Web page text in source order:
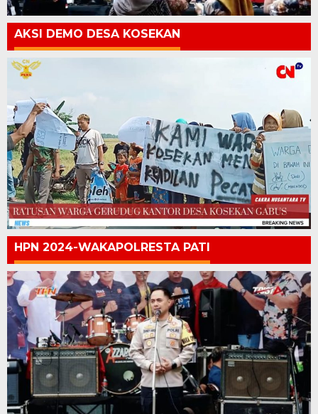
AKSI DEMO DESA KOSEKAN
HPN 2024-WAKAPOLRESTA PATI